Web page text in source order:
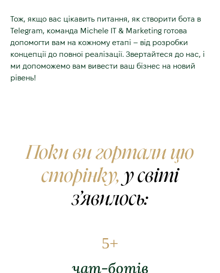
Тож, якщо вас цікавить питання, як створити бота в
Telegram, команда Michele IT & Marketing готова
допомогти вам на кожному етапі – від розробки
концепції до повної реалізації. Звертайтеся до нас, і
ми допоможемо вам вивести ваш бізнес на новий
рівень!
Поки ви гортали цю
сторінку, у світі
зʼявилось:
чат-ботів
5+